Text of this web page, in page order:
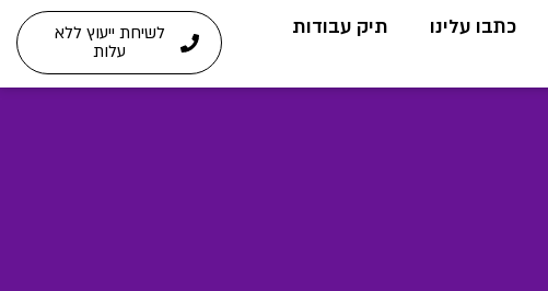
כתבו עלינו
תיק עבודות
לשיחת ייעוץ ללא
עלות